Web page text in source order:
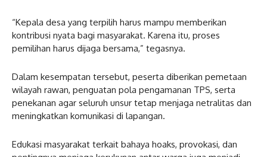
“Kepala desa yang terpilih harus mampu memberikan
kontribusi nyata bagi masyarakat. Karena itu, proses
pemilihan harus dijaga bersama,” tegasnya.
Dalam kesempatan tersebut, peserta diberikan pemetaan
wilayah rawan, penguatan pola pengamanan TPS, serta
penekanan agar seluruh unsur tetap menjaga netralitas dan
meningkatkan komunikasi di lapangan.
Edukasi masyarakat terkait bahaya hoaks, provokasi, dan